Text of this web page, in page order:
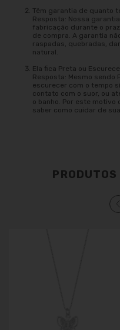
Têm garantia de quanto
Resposta: Nossa
fabricação durante o
de compra. A garantia
raspadas, quebradas,
natural.
Ela fica Preta ou
Resposta: Mesmo sendo
escurecer com o tempo
contato com o suor, ou
o banho. Por este motivo
saber como cuidar de